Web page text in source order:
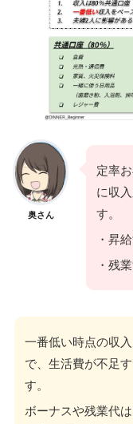
奥さん
定率
に収
す。
・昇
・残
一番低い時点の収
で、生活費が不足
す。
ボーナスや残業代